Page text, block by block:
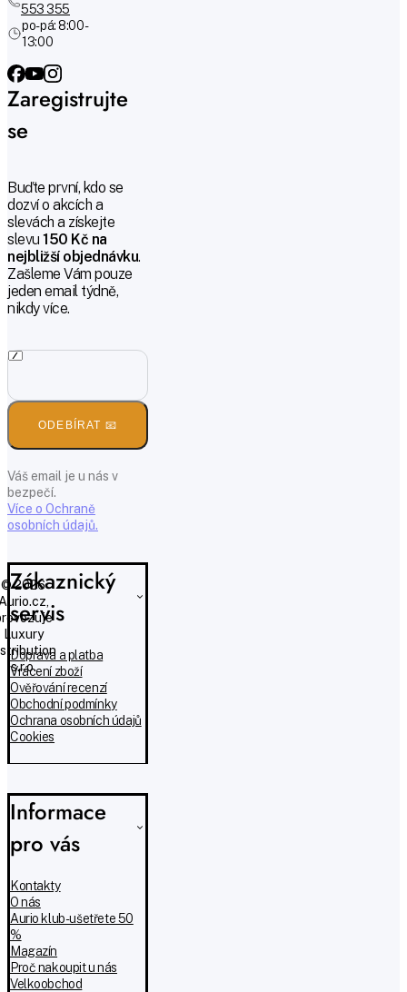
553 355
po-pá: 8:00 -
13:00
Zákaznický
servis
Doprava a platba
Vrácení zboží
Ověřování recenzí
Obchodní podmínky
Ochrana osobních údajů
Cookies
Informace
pro vás
Kontakty
O nás
Aurio klub - ušetřete 50
%
Magazín
Proč nakoupit u nás
Velkoobchod
Zaregistrujte
se
Buďte první, kdo se
dozví o akcích a
slevách a získejte
slevu150 Kč na
nejbližší objednávku.
Zašleme Vám pouze
jeden email týdně,
nikdy více.
ODEBÍRAT 📧
Váš email je u nás v
bezpečí.
Více o Ochraně
osobních údajů.
© 2026
Luxury
s.r.o.